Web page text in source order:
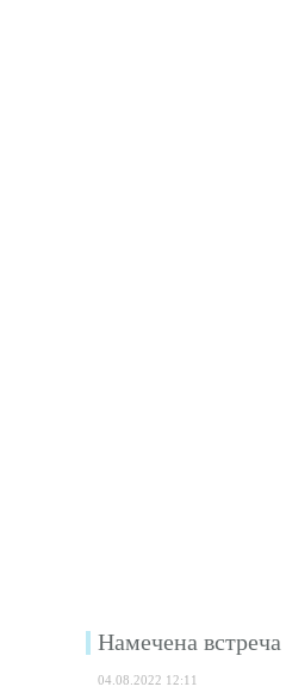
Намечена
04.08.2022 12:11